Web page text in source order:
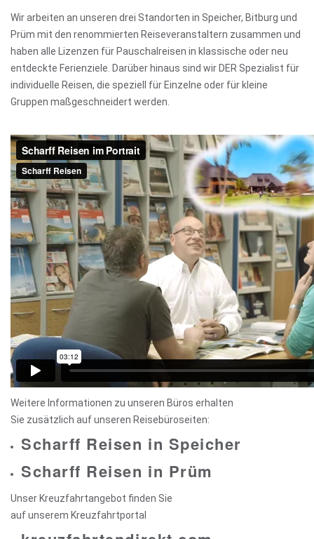
Wir arbeiten an unseren drei Standorten in Speicher, Bitburg und
Prüm mit den renommierten Reiseveranstaltern zusammen und
haben alle Lizenzen für Pauschalreisen in klassische oder neu
entdeckte Ferienziele. Darüber hinaus sind wir DER Spezialist für
individuelle Reisen, die speziell für Einzelne oder für kleine
Gruppen maßgeschneidert werden.
Weitere Informationen zu unseren Büros erhalten
Sie zusätzlich auf unseren Reisebüroseiten:
Scharff Reisen in Speicher
Scharff Reisen in Prüm
Unser Kreuzfahrtangebot finden Sie
auf unserem Kreuzfahrtportal